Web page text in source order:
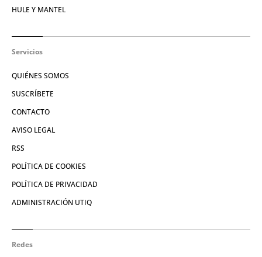
HULE Y MANTEL
Servicios
QUIÉNES SOMOS
SUSCRÍBETE
CONTACTO
AVISO LEGAL
RSS
POLÍTICA DE COOKIES
POLÍTICA DE PRIVACIDAD
ADMINISTRACIÓN UTIQ
Redes